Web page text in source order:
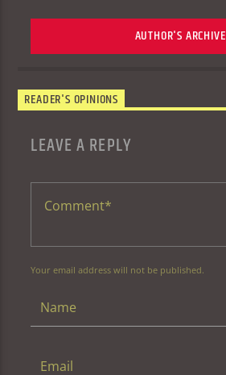
AUTHOR'S ARCHIVE
READER'S OPINIONS
LEAVE A REPLY
Your email address will not be published.